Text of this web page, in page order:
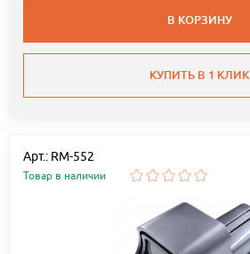
В КОРЗИНУ
КУПИТЬ В 1 КЛИК
Арт.: RM-552
Товар в наличии